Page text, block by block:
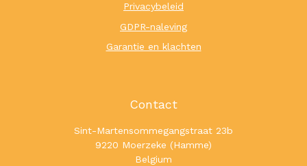
Privacybeleid
GDPR-naleving
Garantie en klachten
Contact
Sint-Martensommegangstraat 23b
9220 Moerzeke (Hamme)
Belgium